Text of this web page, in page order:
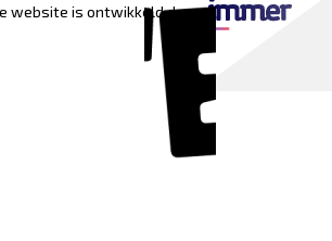
website is ontwikkeld door